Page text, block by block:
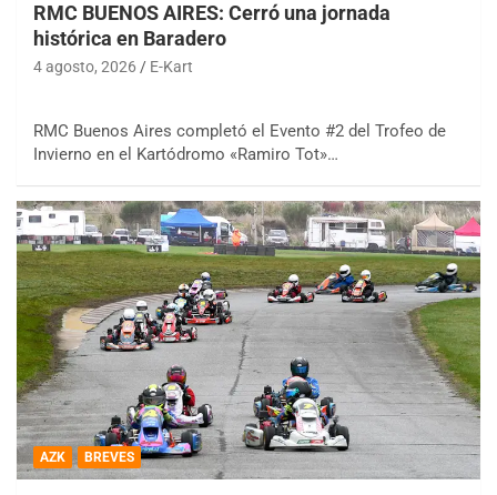
RMC BUENOS AIRES: Cerró una jornada
histórica en Baradero
4 agosto, 2026 E-Kart
RMC Buenos Aires completó el Evento #2 del Trofeo de
Invierno en el Kartódromo «Ramiro Tot»…
AZK BREVES